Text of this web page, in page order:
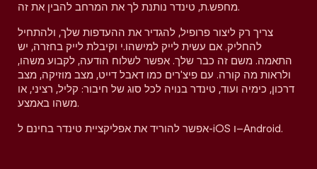
מחפש.ת, טינדר נותנת לך את המרחב להבין את זה.
צריך רק ליצור פרופיל, להגדיר את ההעדפות שלך, ולהתחיל
להחליק. אם עשית לייק למישהו.י וקיבלת לייק בחזרה, יש
התאמה. משם זה כבר שלך. אפשר לשלוח הודעה, לקבוע משהו,
ולראות מה קורה. עם פיצ'רים כמו דאבל דייט, מצב מוזיקה, מצב
דרכון, כימיה ועוד, טינדר בנויה לכל סוג של חיבור: קליל, רציני, או
משהו באמצע.
אפשר להוריד את אפליקציית טינדר בחינם ל-iOS ו–Android.